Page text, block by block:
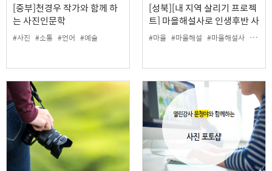
[중부]천경우 작가와 함께 하
는 사진인문학
#사진 #소통 #언어 #예술
[성북][내 지역 살리기 프로젝
트] 마을해설사로 인생후반 사
회공헌하기
#마을 #마을해설 #마을해설사 #사회